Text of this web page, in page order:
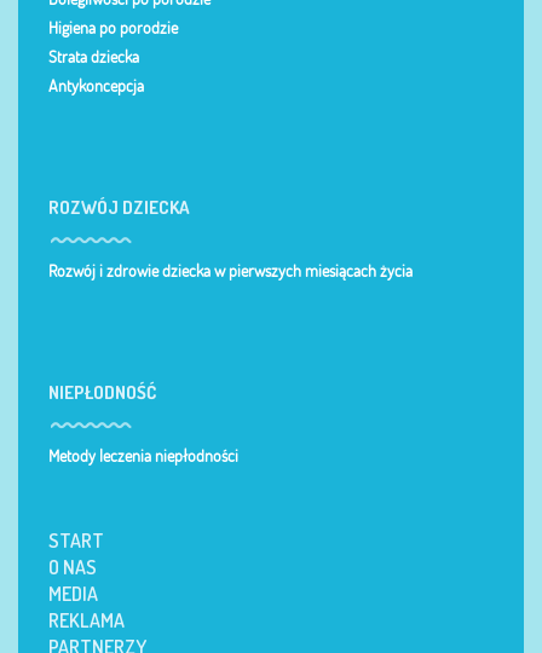
Higiena po porodzie
Strata dziecka
Antykoncepcja
ROZWÓJ DZIECKA
Rozwój i zdrowie dziecka w pierwszych miesiącach życia
NIEPŁODNOŚĆ
Metody leczenia niepłodności
START
O NAS
MEDIA
REKLAMA
PARTNERZY